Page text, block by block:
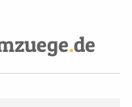
.de